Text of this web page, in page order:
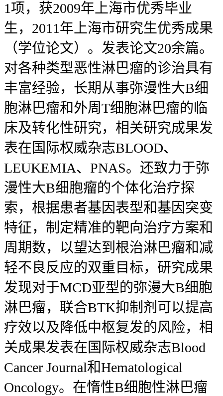
1项，获2009年上海市优秀毕业
生，2011年上海市研究生优秀成果
（学位论文）。发表论文20余篇。
对各种类型恶性淋巴瘤的诊治具有
丰富经验，长期从事弥漫性大B细
胞淋巴瘤和外周T细胞淋巴瘤的临
床及转化性研究，相关研究成果发
表在国际权威杂志BLOOD、
LEUKEMIA、PNAS。还致力于弥
漫性大B细胞瘤的个体化治疗探
索，根据患者基因表型和基因突变
特征，制定精准的靶向治疗方案和
周期数，以望达到根治淋巴瘤和减
轻不良反应的双重目标，研究成果
发现对于MCD亚型的弥漫大B细胞
淋巴瘤，联合BTK抑制剂可以提高
疗效以及降低中枢复发的风险，相
关成果发表在国际权威杂志Blood
Cancer Journal和Hematological
Oncology。在惰性B细胞性淋巴瘤